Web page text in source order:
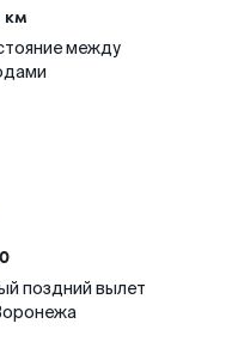
км
между
поздний вылет